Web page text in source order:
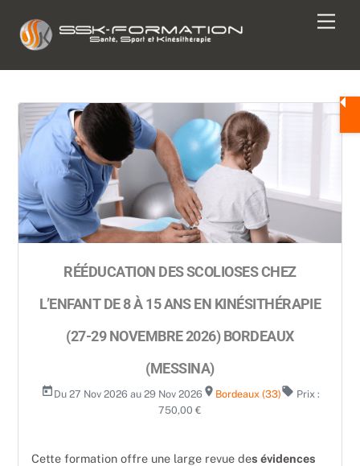
content
RÉÉDUCATION DES SCOLIOSES CHEZ
L’ENFANT DE 8 À 15 ANS EN KINÉSITHÉRAPIE
(27-29 NOVEMBRE 2026) BORDEAUX
(MESSINA)
today Du 27 Nov 2026 au 29 Nov 2026 room Bordeaux (33)local_offer Prix :
750,00 €
Cette formation offre une large revue des évidences